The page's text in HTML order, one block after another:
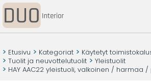
Etusivu Kategoriat
Käytetyt
Tuolit ja neuvottelutuolit
Yleistuolit
HAY AAC22 yleistuoli, valkoinen / harmaa /